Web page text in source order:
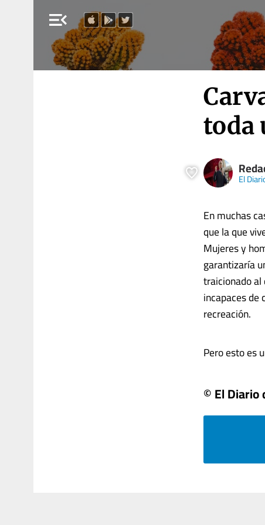
menu_open
toda
El
En muchas
que la que
Mujeres y
garantizaría
traicionado
incapaces
recreación.
Pero esto es
© El Diario